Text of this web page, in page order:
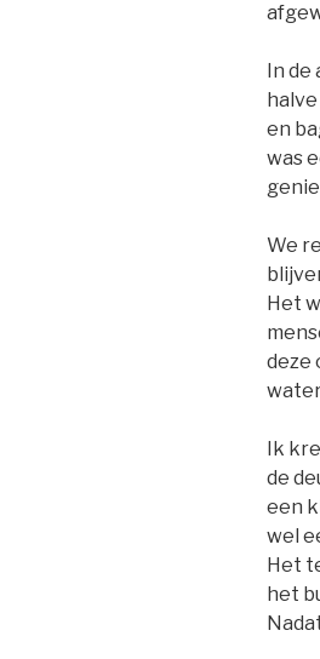
In
en
was
We
Het
deze
Ik
de
een
wel
Het
het